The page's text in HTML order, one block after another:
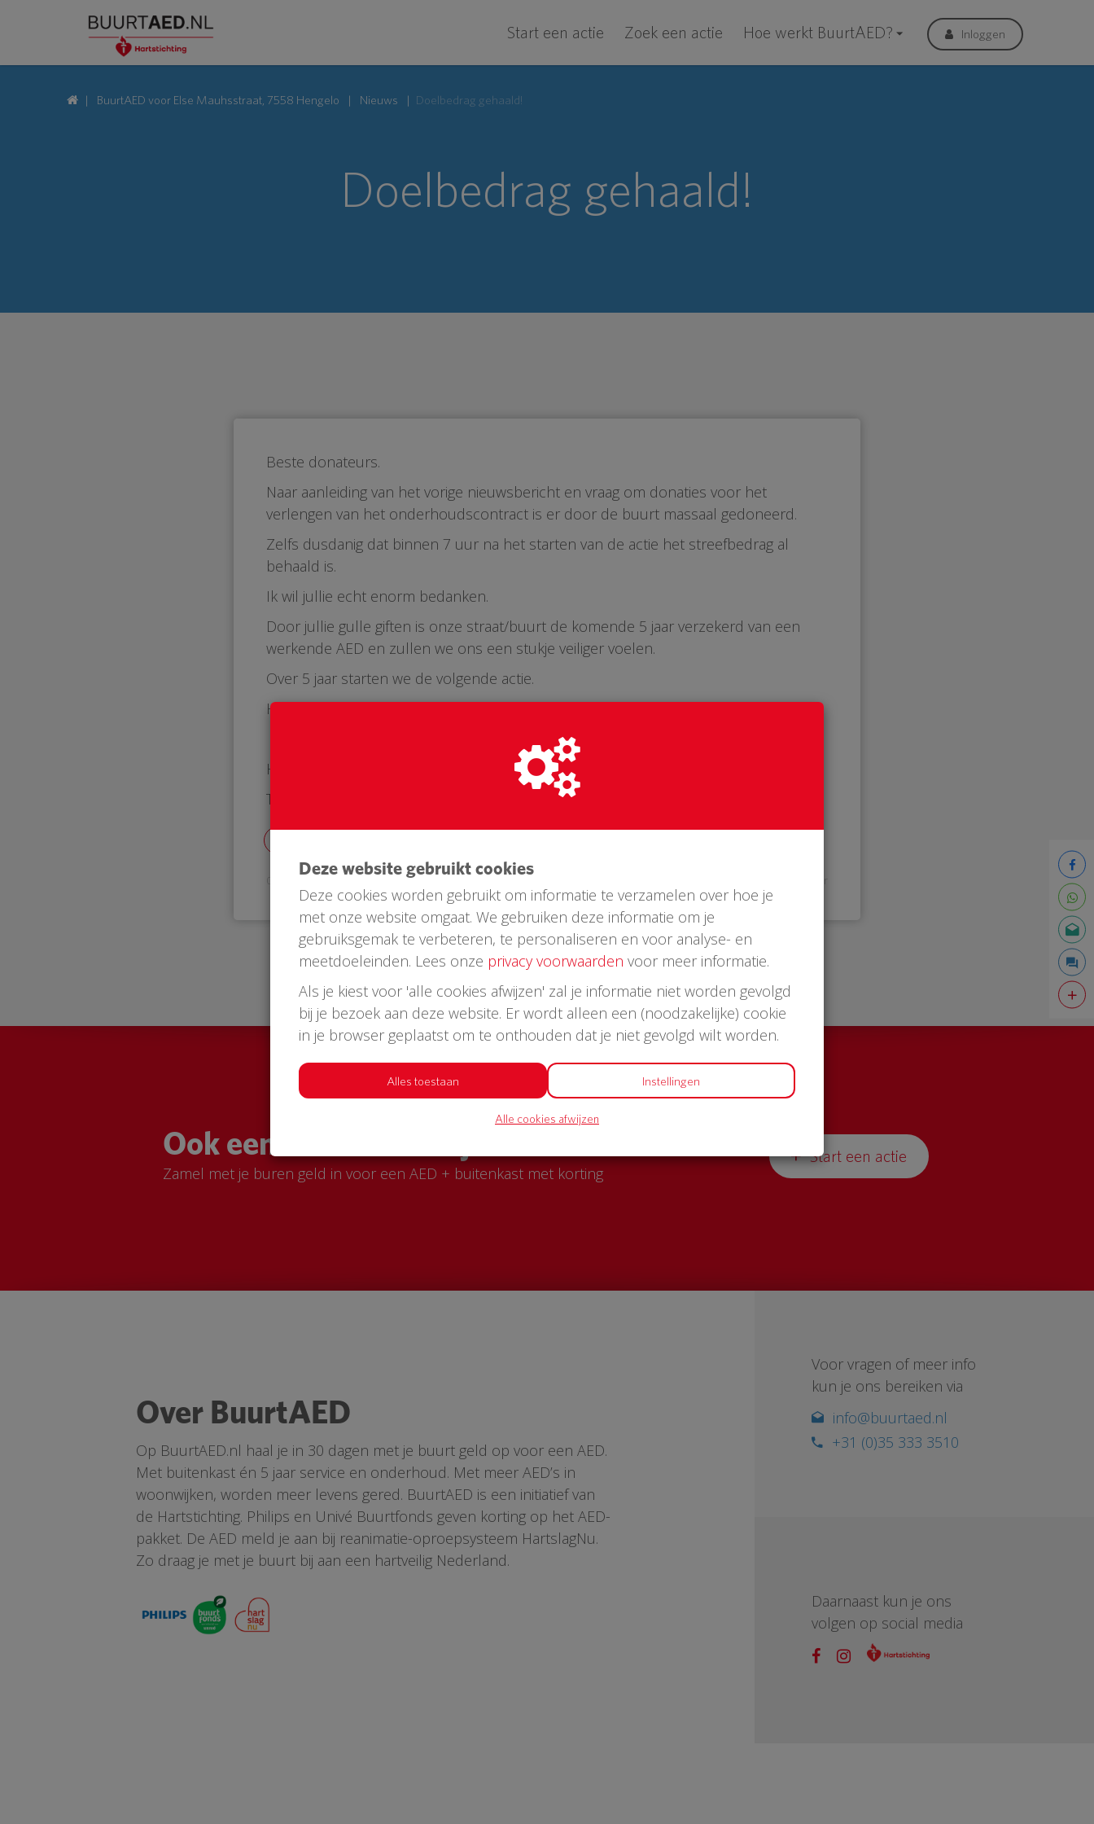
Start een actie Zoek een actie Hoe werkt BuurtAED? Inloggen
BuurtAED voor Else Mauhsstraat, 7558 Hengelo Nieuws Doelbedrag gehaald!
Doelbedrag gehaald!
Beste donateurs.
Naar aanleiding van het vorige nieuwsbericht en vraag om donaties voor het
verlengen van het onderhoudscontract is er door de buurt massaal gedoneerd.
Zelfs dusdanig dat binnen 7 uur na het starten van de actie het streefbedrag al
behaald is.
Ik wil jullie echt enorm bedanken.
Door jullie gulle giften is onze straat/buurt de komende 5 jaar verzekerd van een
werkende AED en zullen we ons een stukje veiliger voelen.
Over 5 jaar starten we de volgende actie.
Hopelijk kunnen we dan weer op jullie steun rekenen.
Hartelijk dank!
Team BuurtAED Else Mauhsstraat
Ook een BuurtAED in jouw straat?
Zamel met je buren geld in voor een AED + buitenkast met korting
Start een actie
Over BuurtAED
Op BuurtAED.nl haal je in 30 dagen met je buurt geld op voor een AED.
Met buitenkast én 5 jaar service en onderhoud. Met meer AED’s in
woonwijken, worden meer levens gered. BuurtAED is een initiatief van
de Hartstichting. Philips en Univé Buurtfonds geven korting op het AED-
pakket. De AED meld je aan bij reanimatie-oproepsysteem HartslagNu.
Zo draag je met je buurt bij aan een hartveilig Nederland.
Voor vragen of meer info
kun je ons bereiken via
info@buurtaed.nl
+31 (0)35 333 3510
Daarnaast kun je ons
volgen op social media
Deze website gebruikt cookies
Deze cookies worden gebruikt om informatie te verzamelen over hoe je
met onze website omgaat. We gebruiken deze informatie om je
gebruiksgemak te verbeteren, te personaliseren en voor analyse- en
meetdoeleinden. Lees onze privacy voorwaarden voor meer informatie.
Als je kiest voor 'alle cookies afwijzen' zal je informatie niet worden gevolgd
bij je bezoek aan deze website. Er wordt alleen een (noodzakelijke) cookie
in je browser geplaatst om te onthouden dat je niet gevolgd wilt worden.
Alles toestaan Instellingen
Alle cookies afwijzen